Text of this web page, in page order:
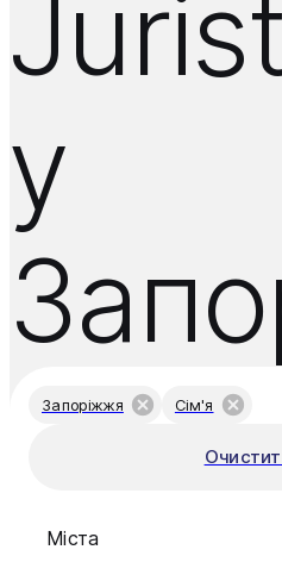
у
Запоріжжя Сім'я
Міста